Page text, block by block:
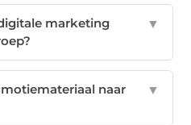
marketing
▼
naar
▼